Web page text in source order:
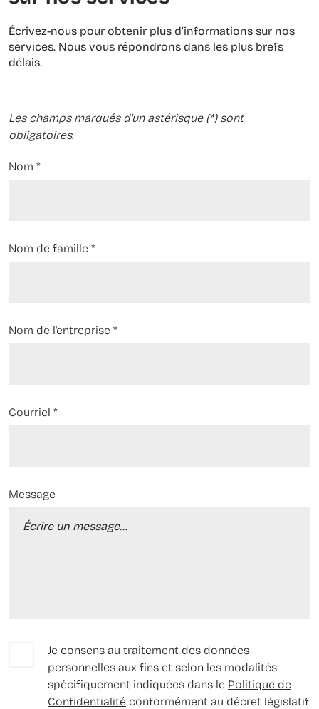
Écrivez-nous pour obtenir plus d’informations sur nos
services. Nous vous répondrons dans les plus brefs
délais.
Les champs marqués d'un astérisque (*) sont
obligatoires.
Nom *
Nom de famille *
Nom de l'entreprise *
Courriel *
Message
Je consens au traitement des données
personnelles aux fins et selon les modalités
spécifiquement indiquées dans le Politique de
Confidentialité conformément au décret législatif